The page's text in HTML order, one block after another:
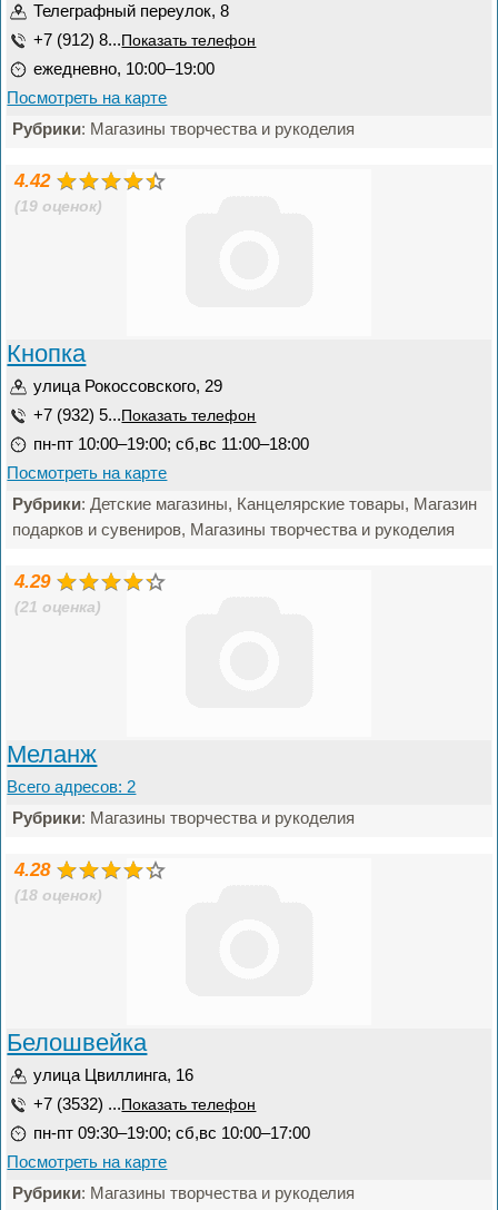
Телеграфный переулок, 8
+7 (912) 8... Показать телефон
ежедневно, 10:00–19:00
Посмотреть на карте
Рубрики: Магазины творчества и рукоделия
4.42
(19 оценок)
Кнопка
улица Рокоссовского, 29
+7 (932) 5... Показать телефон
пн-пт 10:00–19:00; сб,вс 11:00–18:00
Посмотреть на карте
Рубрики: Детские магазины, Канцелярские товары, Магазин
подарков и сувениров, Магазины творчества и рукоделия
4.29
(21 оценка)
Меланж
Всего адресов: 2
Рубрики: Магазины творчества и рукоделия
4.28
(18 оценок)
Белошвейка
улица Цвиллинга, 16
+7 (3532) ... Показать телефон
пн-пт 09:30–19:00; сб,вс 10:00–17:00
Посмотреть на карте
Рубрики: Магазины творчества и рукоделия